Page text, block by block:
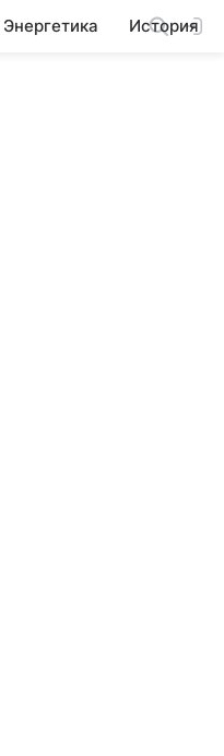
Энергетика История